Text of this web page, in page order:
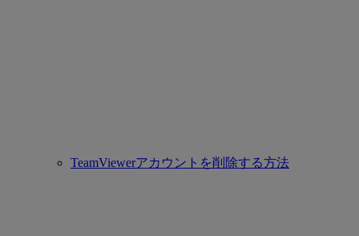
TeamViewerアカウントを削除する方法